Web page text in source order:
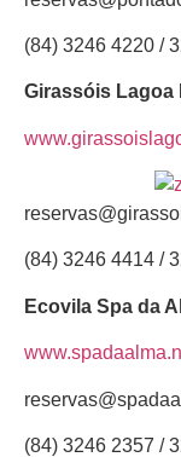
(84) 3246 4220 /
Girassóis Lagoa
(84) 3246 4414 /
Ecovila Spa da
(84) 3246 2357 /